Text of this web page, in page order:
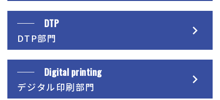
DTP
DTP部門
Digital printing
デジタル印刷部門